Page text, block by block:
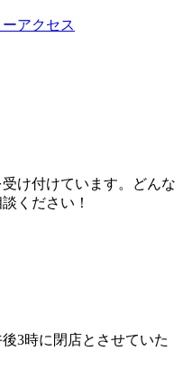
アクセス
け付けています。どんな
ください！
3時に閉店とさせていた